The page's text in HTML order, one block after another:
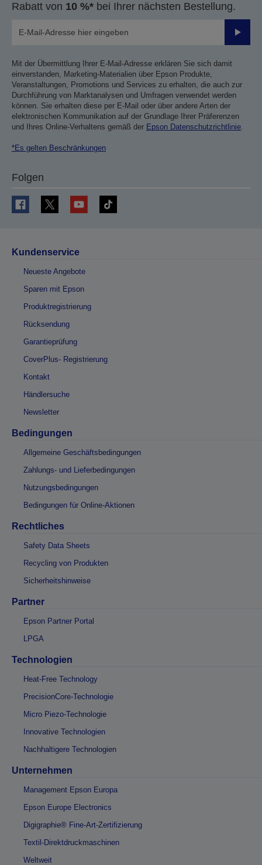
Rabatt von 10 %* bei Ihrer nächsten Bestellung.
Mit der Übermittlung Ihrer E-Mail-Adresse erklären Sie sich damit
einverstanden, Marketing-Materialien über Epson Produkte,
Veranstaltungen, Promotions und Services zu erhalten, die auch zur
Durchführung von Marktanalysen und Umfragen verwendet werden
können. Sie erhalten diese per E-Mail oder über andere Arten der
elektronischen Kommunikation auf der Grundlage Ihrer Präferenzen
und Ihres Online-Verhaltens gemäß der Epson Datenschutzrichtlinie.
*Es gelten Beschränkungen
Folgen
Kundenservice
Neueste Angebote
Sparen mit Epson
Produktregistrierung
Rücksendung
Garantieprüfung
CoverPlus- Registrierung
Kontakt
Händlersuche
Newsletter
Bedingungen
Allgemeine Geschäftsbedingungen
Zahlungs- und Lieferbedingungen
Nutzungsbedingungen
Bedingungen für Online-Aktionen
Rechtliches
Safety Data Sheets
Recycling von Produkten
Sicherheitshinweise
Partner
Epson Partner Portal
LPGA
Technologien
Heat-Free Technology
PrecisionCore-Technologie
Micro Piezo-Technologie
Innovative Technologien
Nachhaltigere Technologien
Unternehmen
Management Epson Europa
Epson Europe Electronics
Digigraphie® Fine-Art-Zertifizierung
Textil-Direktdruckmaschinen
Weltweit